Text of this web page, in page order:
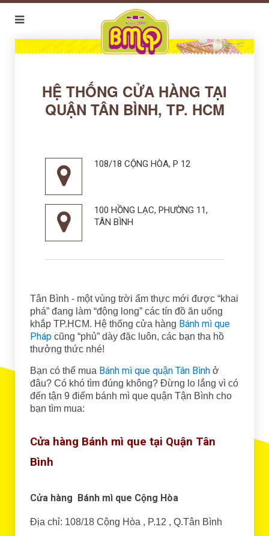
HỆ THỐNG CỬA HÀNG TẠI
QUẬN TÂN BÌNH, TP. HCM
108/18 CỘNG HÒA, P 12
100 HỒNG LẠC, PHƯỜNG 11,
TÂN BÌNH
Tân Bình - một vùng trời ẩm thực mới được “khai
phá” đang làm “động long” các tín đồ ăn uống
khắp TP.HCM. Hệ thống cửa hàng Bánh mì que
Pháp cũng “phủ” dày đặc luôn, các bạn tha hồ
thưởng thức nhé!
Bạn có thể mua Bánh mì que quận Tân Bình ở
đâu? Có khó tìm đúng không? Đừng lo lắng vì có
đến tận 9 điểm bánh mì que quận Tận Bình cho
bạn tìm mua:
Cửa hàng Bánh mì que tại Quận Tân
Bình
Cửa hàng Bánh mì que Cộng Hòa
Địa chỉ: 108/18 Cộng Hòa , P.12 , Q.Tân Bình